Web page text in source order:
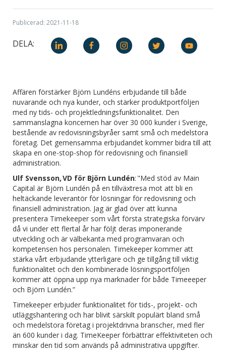
Publicerad: 2021-11-18
DELA:
Affären förstärker Björn Lundéns erbjudande till både
nuvarande och nya kunder, och stärker produktportföljen
med ny tids- och projektledningsfunktionalitet. Den
sammanslagna koncernen har över 30 000 kunder i Sverige,
bestående av redovisningsbyråer samt små och medelstora
företag. Det gemensamma erbjudandet kommer bidra till att
skapa en one-stop-shop för redovisning och finansiell
administration.
Ulf Svensson, VD för Björn Lundén: "Med stöd av Main
Capital är Björn Lundén på en tillväxtresa mot att bli en
heltäckande leverantör för lösningar för redovisning och
finansiell administration. Jag är glad över att kunna
presentera Timekeeper som vårt första strategiska förvärv
då vi under ett flertal år har följt deras imponerande
utveckling och är välbekanta med programvaran och
kompetensen hos personalen. Timekeeper kommer att
stärka vårt erbjudande ytterligare och ge tillgång till viktig
funktionalitet och den kombinerade lösningsportföljen
kommer att öppna upp nya marknader för både Timeeeper
och Björn Lundén.”
Timekeeper erbjuder funktionalitet för tids-, projekt- och
utläggshantering och har blivit särskilt populärt bland små
och medelstora företag i projektdrivna branscher, med fler
än 600 kunder i dag. TimeKeeper förbättrar effektiviteten och
minskar den tid som används på administrativa uppgifter.